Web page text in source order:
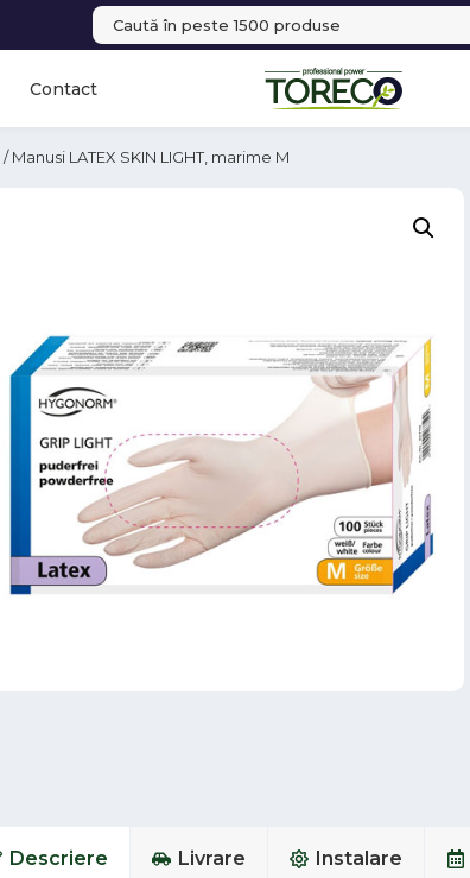
Contact
/ Manusi LATEX SKIN LIGHT, marime M
Descriere Livrare Instalare